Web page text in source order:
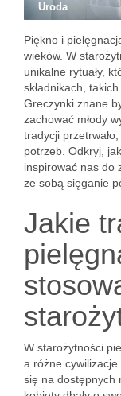
Uroda
Piękno i
wieków. W
unikalne rytuały,
składnikach,
Greczynki znane
zachować młody
tradycji
potrzeb. Odkryj,
inspirować nas do
ze sobą sięganie
Jakie
W starożytności
a różne cywilizacje
się na dostępnych